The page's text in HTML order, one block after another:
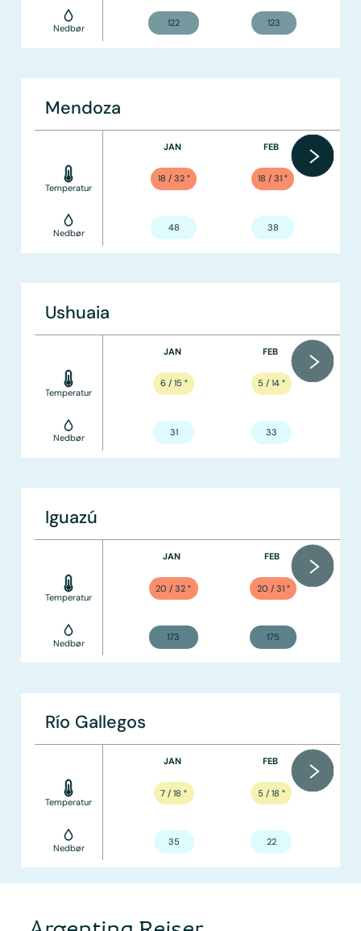
Nedbør
122 123
Mendoza
Temperatur
Nedbør
JAN
18 / 32°
48
FEB
18 / 31 °
38
Ushuaia
Temperatur
Nedbør
JAN
6 / 15 °
31
FEB
5 / 14 °
33
Iguazú
Temperatur
Nedbør
JAN
20 / 32 °
173
FEB
20 / 31°
175
Río Gallegos
Temperatur
Nedbør
JAN
7 / 18 °
35
FEB
5 / 18 °
22